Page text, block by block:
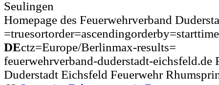
Seulingen
Homepage des Feuerwehrverband
DEctz=Europe/Berlinmax-results=
feuerwehrverband-duderstadt-eichsfeld.de
Duderstadt Eichsfeld Feuerwehr